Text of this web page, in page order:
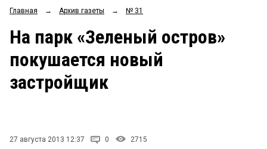
ОБЩЕСТВО
ЗАКОН
НОВОСТИ КОМПАНИЙ
Рейтинги
Блоги
Главная → Архив газеты → № 31
На парк «Зеленый остров»
покушается новый
застройщик
27 августа 2013 12:37 0 2715